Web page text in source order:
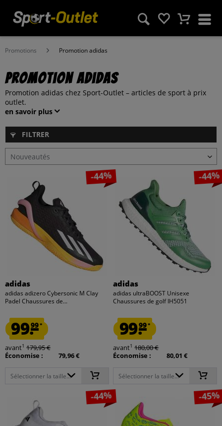
Promotions Promotion adidas
Promotion adidas
Promotion adidas chez Sport-Outlet – articles de sport à prix
outlet.
en savoir plus
FILTRER
-44%
adidas
adidas adizero Cybersonic M Clay
Padel Chaussures de...
99.99*
avant1 179,95 €
Économise :
79,96 €
Sélectionner la taille...
-44%
adidas
adidas ultraBOOST Unisexe
Chaussures de golf IH5051
99.99*
avant1 180,00 €
Économise :
80,01 €
Sélectionner la taille...
-44% -45%